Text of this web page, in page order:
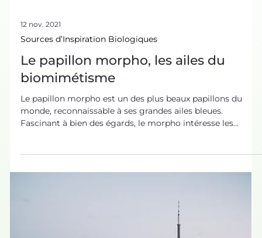
12 nov. 2021
Sources d’Inspiration Biologiques
Fascinant à bien des égards, le morpho intéresse les
chercheurs depuis des décennies et ne semble jamais à